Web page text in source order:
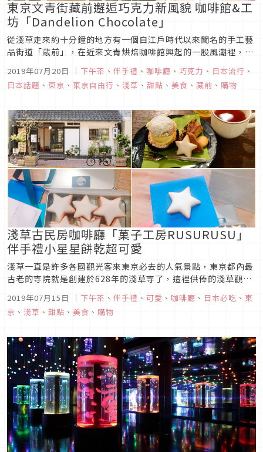
東京文青街藏前邂逅巧克力新風貌 咖啡館&工
坊「Dandelion Chocolate」
從淺草走來約十分鐘的地方有一個自江戶時代以來聞名的手工藝
品街道「蔵前」，在近來文青烘焙咖啡館興起的一股風潮裡，這
裡也漸漸變成一個自成一區的下町咖啡街道。新興的咖啡館與之
前留下來的許多手工藝品店鋪結合在一起散發出一股濃厚的自我
流文藝風味，吸引了不少日本當地與海外觀光客前往探訪。這篇
2019年07月20日 ｜ 下午茶 、 伴手禮 、 咖啡廳 、 巧克力 、 日本流行 、
日本話題 、 東京 、 東京自由行 、 淺草 、 甜點 、 美食 、 藏前 、 購物
淺草古民房咖啡廳「菓子工房RUSURUSU」
伴手禮小星星餅乾超可愛
淺草一直是許多各國觀光客來東京必去的人氣景點，東京都內最
古老的寺院就是創建於628年的淺草寺了，這裡供俸的淺草觀音
為眾多信徒所信仰。淺草寺這一帶還是江戶文化發展的中心，至
今仍保持許多當時的風貌，在歲月的淬鍊之下儼然已成為東京下
町文化的一大代表。來淺草的朋友們除了定番的幾個行程外，這
2019年07月15日 ｜ 下午茶 、 伴手禮 、 可愛 、 咖啡廳 、 日本必吃 、 東
京 、 淺草 、 甜點 、 美食 、 購物